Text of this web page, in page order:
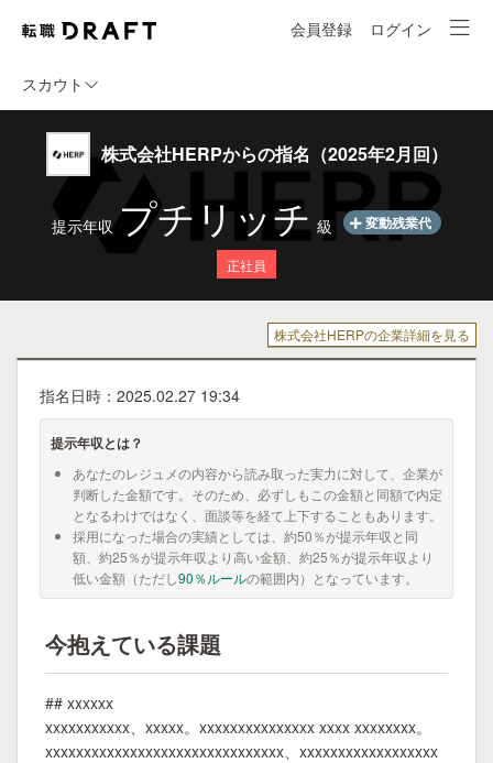
会員登録 ログイン
スカウト
株式会社HERPからの指名（2025年2月回）
提示年収 プチリッチ 級 変動残業代
正社員
株式会社HERPの企業詳細を見る
指名日時：2025.02.27 19:34
提示年収とは？
あなたのレジュメの内容から読み取った実力に対して、企業が
判断した金額です。そのため、必ずしもこの金額と同額で内定
となるわけではなく、面談等を経て上下することもあります。
採用になった場合の実績としては、約50％が提示年収と同
額、約25％が提示年収より高い金額、約25％が提示年収より
低い金額（ただし90％ルールの範囲内）となっています。
今抱えている課題
## xxxxxx
xxxxxxxxxxx、xxxxx。xxxxxxxxxxxxxxx xxxx xxxxxxxx。
xxxxxxxxxxxxxxxxxxxxxxxxxxxxxxx、xxxxxxxxxxxxxxxxxx